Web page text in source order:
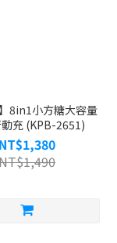
】8in1小方糖大容量
充 (KPB-2651)
NT$1,380